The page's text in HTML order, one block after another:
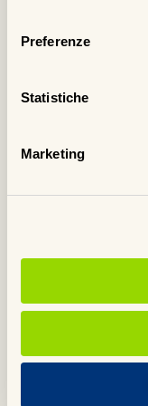
Preferenze
Statistiche
Marketing